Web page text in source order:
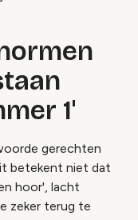
1'
gerechten
betekent niet dat
hoor', lacht
zeker terug te